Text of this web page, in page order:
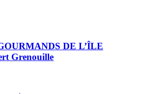
DE L’ÎLE
Grenouille